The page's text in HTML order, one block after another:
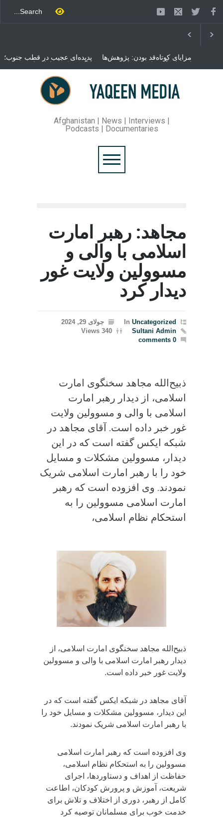
پدیده‌ای عجیب در قطب جنوب؛
پنگوئنی که هزاران بار در روز
می‌خوابد
مزایای کوتاه‌قد بودن: پژوهش‌ها
از فواید آن برای سلامتی
می‌گویند
محمدباقر قالیباف، رئیس
مجلس ایران، با انتقاد تند از
سیاست‌های دونالد ترمپ اعلام
کرد که واشنگتن تلاش دارد با
روند گفتگوها را از مسیر
مذاکره به سمت تسلیم سوق
دهد.
Afghanistan | News | Interviews |
Podcasts | Documentaries
مجاهد: رهبر امارت
اسلامی با والی و
مسوولین ولایت غور
دیدار کرد
In Uncategorized
جولای 29, 2024
Sultani Admin
340 Views
0 comments
ذبیح‌الله مجاهد سخنگوی امارت
اسلامی، از دیدار رهبر امارت
اسلامی با والی و مسوولین ولایت
غور خبر داده است. آقای مجاهد در
شبکه ایکس گفته است که در این
دیدار، مسوولین مشکلات و مسایل
خود را با رهبر امارت اسلامی شریک
نمودند. وی افزوده است که رهبر
امارت اسلامی مسوولین را به
استحکام نظام اسلامی،
ذبیح‌الله مجاهد سخنگوی امارت اسلامی، از
دیدار رهبر امارت اسلامی با والی و مسوولین
ولایت غور خبر داده است.
آقای مجاهد در شبکه ایکس گفته است که در
این دیدار، مسوولین مشکلات و مسایل خود را
با رهبر امارت اسلامی شریک نمودند.
وی افزوده است که رهبر امارت اسلامی
مسوولین را به استحکام نظام اسلامی،
حفاظت از اهداف و دستاوردها، اجرای
شریعت، آموزش و پرورش کودکان، اطاعت
کامل از رهبر، دوری از اختلاف و تلاش برای
خدمت خوب برای مسلمانان توصیه کرد